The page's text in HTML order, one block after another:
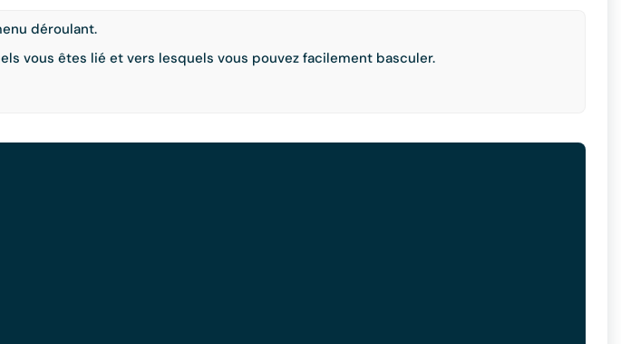
déroulant.
vous êtes lié et vers lesquels vous pouvez facilement basculer.